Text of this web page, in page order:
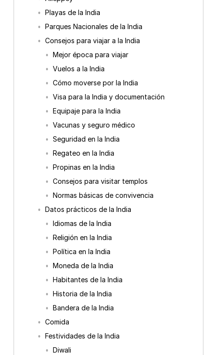
Playas de la India
Parques Nacionales de la India
Consejos para viajar a la India
Mejor época para viajar
Vuelos a la India
Cómo moverse por la India
Visa para la India y documentación
Equipaje para la India
Vacunas y seguro médico
Seguridad en la India
Regateo en la India
Propinas en la India
Consejos para visitar templos
Normas básicas de convivencia
Datos prácticos de la India
Idiomas de la India
Religión en la India
Política en la India
Moneda de la India
Habitantes de la India
Historia de la India
Bandera de la India
Comida
Festividades de la India
Diwali